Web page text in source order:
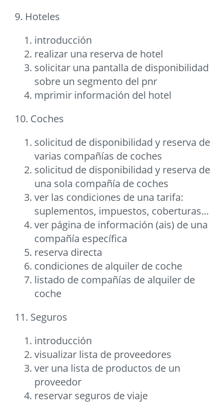
9. Hoteles
introducción
realizar una reserva de hotel
solicitar una pantalla de disponibilidad
sobre un segmento del pnr
mprimir información del hotel
10. Coches
solicitud de disponibilidad y reserva de
varias compañías de coches
solicitud de disponibilidad y reserva de
una sola compañía de coches
ver las condiciones de una tarifa:
suplementos, impuestos, coberturas...
ver página de información (ais) de una
compañía específica
reserva directa
condiciones de alquiler de coche
listado de compañías de alquiler de
coche
11. Seguros
introducción
visualizar lista de proveedores
ver una lista de productos de un
proveedor
reservar seguros de viaje